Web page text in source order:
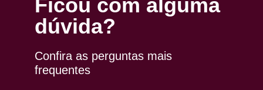
dúvida?
Confira as perguntas mais
frequentes